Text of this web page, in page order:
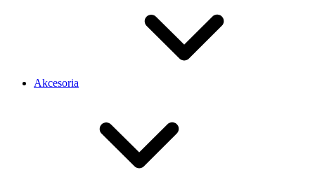
Akcesoria